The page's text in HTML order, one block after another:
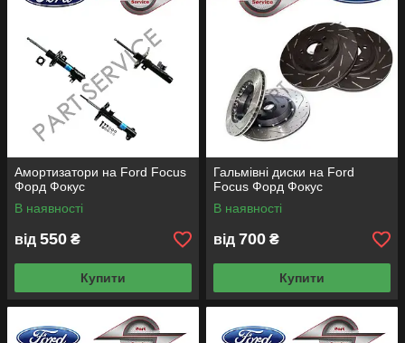
Амортизатори на Ford Focus
Форд Фокус
В наявності
від 550 ₴
Купити
Гальмівні диски на Ford
Focus Форд Фокус
В наявності
від 700 ₴
Купити